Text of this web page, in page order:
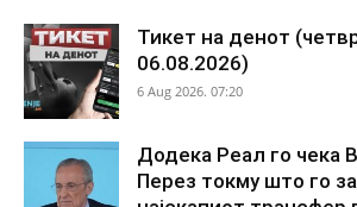
Тикет на денот
06.08.2026)
6 Aug 2026. 07:20
Додека Реал го чека
Перез токму што го